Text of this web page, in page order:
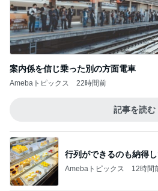
金貨を買いたいけど悩むタイミング
Amebaトピックス 2日前
記事を読む
Amebaトピックス 10時間前